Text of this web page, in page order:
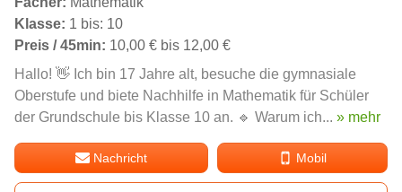
Klasse: 1 bis: 10
Preis / 45min: 10,00 € bis 12,00 €
Hallo! 👋 Ich bin 17 Jahre alt, besuche die gymnasiale
Oberstufe und biete Nachhilfe in Mathematik für Schüler
der Grundschule bis Klasse 10 an. 🔹 Warum ich... » mehr
Nachricht Mobil